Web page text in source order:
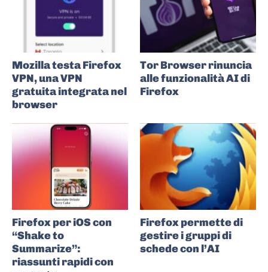
Mozilla testa Firefox
VPN, una VPN
gratuita integrata nel
browser
Tor Browser rinuncia
alle funzionalità AI di
Firefox
Firefox per iOS con
“Shake to
Summarize”:
riassunti rapidi con
Firefox permette di
gestire i gruppi di
schede con l’AI